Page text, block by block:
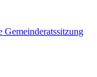
Gemeinderatssitzung